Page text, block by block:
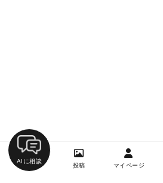
AIに相談
投稿 マイページ